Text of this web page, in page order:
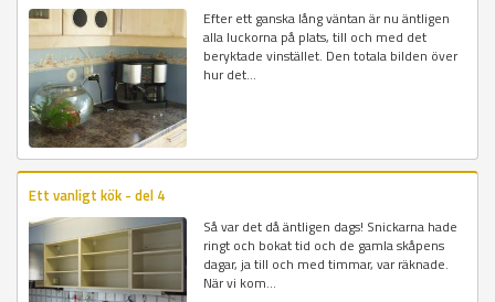
Efter ett ganska lång väntan är nu äntligen
alla luckorna på plats, till och med det
beryktade vinstället. Den totala bilden över
hur det...
Ett vanligt kök - del 4
Så var det då äntligen dags! Snickarna hade
ringt och bokat tid och de gamla skåpens
dagar, ja till och med timmar, var räknade.
När vi kom...